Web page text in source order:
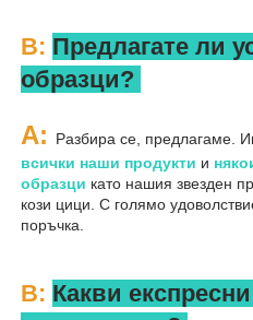
В: Предлагате ли
образци?
A:
всички наши продукти и
образци като нашия звезден
кози цици. С голямо
поръчка.
В: Какви